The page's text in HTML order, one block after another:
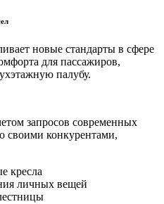
новые стандарты в сфере
для пассажиров,
палубу.
запросов современных
своими конкурентами,
кресла
личных вещей